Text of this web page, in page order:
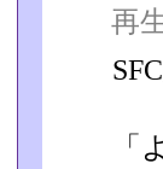
再
「